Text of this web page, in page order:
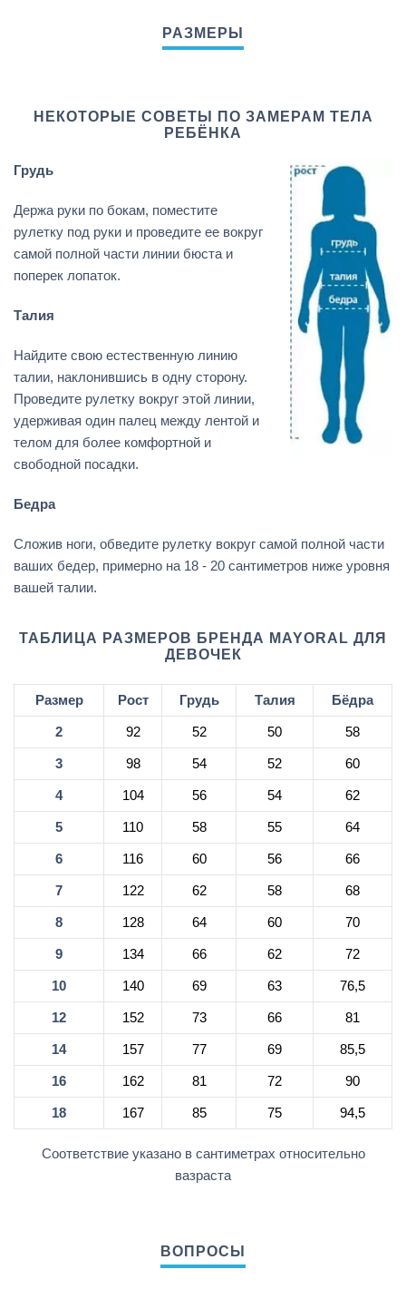
НЕКОТОРЫЕ СОВЕТЫ ПО ЗАМЕРАМ ТЕЛА
РЕБЁНКА
Грудь
Держа руки по бокам, поместите
рулетку под руки и проведите ее вокруг
самой полной части линии бюста и
поперек лопаток.
Талия
Найдите свою естественную линию
талии, наклонившись в одну сторону.
Проведите рулетку вокруг этой линии,
удерживая один палец между лентой и
телом для более комфортной и
свободной посадки.
Бедра
Сложив ноги, обведите рулетку вокруг самой полной части
ваших бедер, примерно на 18 - 20 сантиметров ниже уровня
вашей талии.
ТАБЛИЦА РАЗМЕРОВ БРЕНДА MAYORAL ДЛЯ
ДЕВОЧЕК
Размер Рост Грудь Талия Бёдра
2 92 52 50 58
3 98 54 52 60
4 104 56 54 62
5 110 58 55 64
6 116 60 56 66
7 122 62 58 68
8 128 64 60 70
9 134 66 62 72
10 140 69 63 76,5
12 152 73 66 81
14 157 77 69 85,5
16 162 81 72 90
18 167 85 75 94,5
Соответствие указано в сантиметрах относительно
вазраста